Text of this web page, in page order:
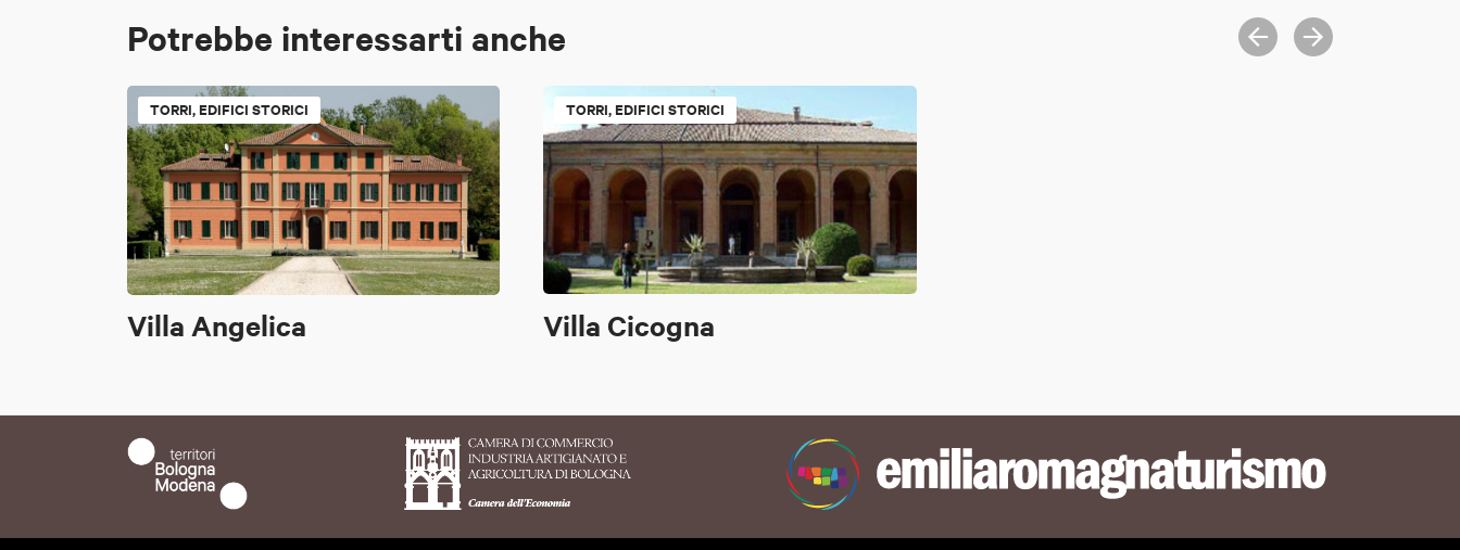
Potrebbe interessarti anche
TORRI, EDIFICI STORICI
Villa Angelica
TORRI, EDIFICI STORICI
Villa Cicogna